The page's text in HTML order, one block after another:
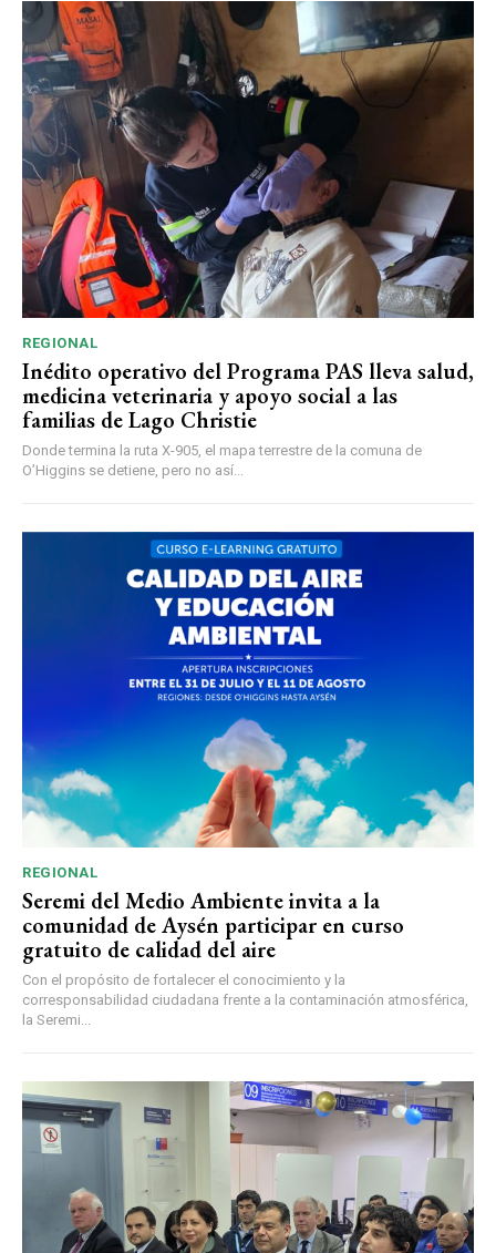
REGIONAL
Inédito operativo del Programa PAS lleva salud,
medicina veterinaria y apoyo social a las
familias de Lago Christie
Donde termina la ruta X-905, el mapa terrestre de la comuna de
O’Higgins se detiene, pero no así...
REGIONAL
Seremi del Medio Ambiente invita a la
comunidad de Aysén participar en curso
gratuito de calidad del aire
Con el propósito de fortalecer el conocimiento y la
corresponsabilidad ciudadana frente a la contaminación atmosférica,
la Seremi...